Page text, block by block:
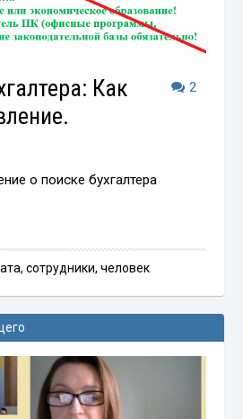
2
Как
о поиске бухгалтера
, сотрудники, человек